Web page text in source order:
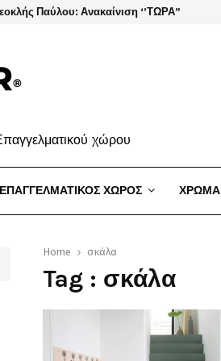
Παύλου: Ανακαίνιση ‘’ΤΩΡΑ”
χώρου
ΕΠΑΓΓΕΛΜΑΤΙΚΟΣ ΧΩΡΟΣ ΧΡΩΜΑ
Home σκάλα
Tag : σκάλα